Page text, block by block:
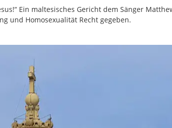
Ein maltesisches Gericht dem Sänger
und Homosexualität Recht gegeben.